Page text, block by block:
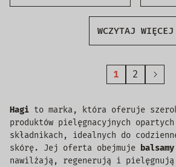
WCZYTAJ WIĘCEJ
1 2
Hagi to marka, która oferuje
produktów pielęgnacyjnych
składnikach, idealnych do
skórę. Jej oferta obejmuje
nawilżają, regenerują i pielęgnują